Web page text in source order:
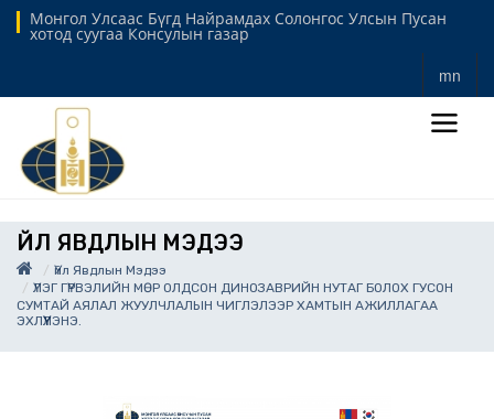
Монгол Улсаас Бүгд Найрамдах Солонгос Улсын Пусан
хотод суугаа Консулын газар
mn
ҮЙЛ ЯВДЛЫН МЭДЭЭ
Үйл Явдлын Мэдээ
ҮЛЭГ ГҮРВЭЛИЙН МӨР ОЛДСОН ДИНОЗАВРИЙН НУТАГ БОЛОХ ГУСОН
СУМТАЙ АЯЛАЛ ЖУУЛЧЛАЛЫН ЧИГЛЭЛЭЭР ХАМТЫН АЖИЛЛАГАА
ЭХЛҮҮЛЭНЭ.